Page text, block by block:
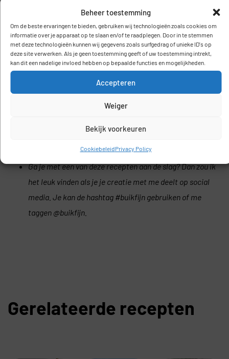
Beheer toestemming
Om de beste ervaringen te bieden, gebruiken wij technologieën zoals cookies om
informatie over je apparaat op te slaan en/of te raadplegen. Door in te stemmen
met deze technologieën kunnen wij gegevens zoals surfgedrag of unieke ID's op
deze site verwerken. Als je geen toestemming geeft of uw toestemming intrekt,
kan dit een nadelige invloed hebben op bepaalde functies en mogelijkheden.
Accepteren
Weiger
Bekijk voorkeuren
CookiebeleidPrivacy Policy
Ga je met een van deze recepten aan de slag? Dan zou ik
het leuk vinden als je je creatie met me deelt op social
media. Je kan de hashtag #buikfijn gebruiken of me
taggen @buikfijn.
Gerelateerde recepten